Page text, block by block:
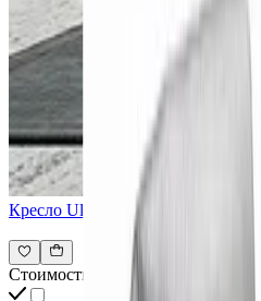
Кресло Ulmera
Стоимость всех товаров интерьера